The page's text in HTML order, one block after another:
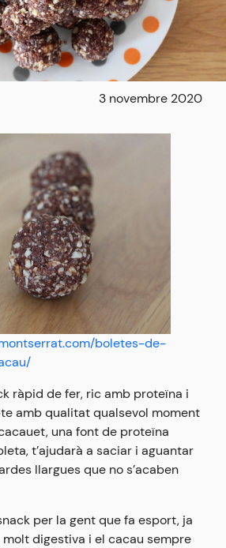
3 novembre 2020
boletes-de-
ràpid de fer, ric amb proteïna i
amb qualitat qualsevol moment
una font de proteïna
t’ajudarà a saciar i aguantar
llargues que no s’acaben
per la gent que fa esport, ja
digestiva i el cacau sempre